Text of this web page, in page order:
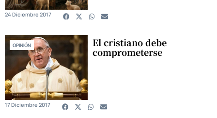
24 Diciembre 2017
OPINIÓN El cristiano debe
comprometerse
17 Diciembre 2017